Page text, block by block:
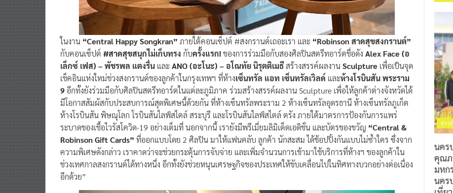
ในงาน “Central Happy Songkran” ภายใต้คอนเซ็ปต์ #สงกรานต์เถอะเรา และ “Robinson สาดสุขสงกรานต์”
กับคอนเซ็ปต์ #สาดสุขสนุกไม่เก็บทรง กับครั้งแรก!ของการร่วมมือกับสองศิลปินสตรีทอาร์ตชื่อดัง Alex Face (อ
เล็กซ์ เฟส) – พัชรพล แตงรื่น และANO (อะโนะ) – อโณทัย นิรุตติเมธีสร้างสรรค์ผลงานSculpture เพื่อเป็นจุด
เช็คอินแห่งใหม่ช่วงสงกรานต์ของลูกค้าในกรุงเทพฯ ที่ห้างเซ็นทรัล แอท เซ็นทรัลเวิลด์ และห้างโรบินสัน พระราม
9 อีกทั้งยังร่วมมือกับศิลปินสตรีทอาร์ตในแต่ละภูมิภาค ร่วมสร้างสรรค์ผลงาน Sculpture เพื่อให้ลูกค้าต่างจังหวัดได้
มีโอกาสสัมผัสกับประสบการณ์สุดพิเศษนี้ด้วยกัน ที่ห้างเซ็นทรัลพระราม 2 ห้างเซ็นทรัลอุดรธานี ห้างเซ็นทรัลภูเก็ต
ห้างโรบินสัน พิษณุโลก โรบินสันไลฟ์สไตล์ สระบุรี และโรบินสันไลฟ์สไตล์ ตรัง ภายใต้มาตรการป้องกันการแพร่
ระบาดของเชื้อไวรัสโควิด-19 อย่างเต็มที่ นอกจากนี้ เรายังมีพรีเมี่ยมลิมิเต็ดเอดิชั่น และบัตรของขวัญ “Central &
Robinson Gift Cards” ที่ออกแบบโดย 2 ศิลปิน มาให้แฟนคลับ ลูกค้า นักสะสม ได้ช้อปปิ้งกันแบบไม่ซ้ำใคร ซึ่งจาก
ความพิเศษดังกล่าว เราคาดว่าจะช่วยกระตุ้นการจับจ่าย และเพิ่มจำนวนการเข้ามาใช้บริการที่ห้างฯ ของลูกค้าใน
ช่วงเทศกาลสงกรานต์ได้ทางหนึ่ง อีกทั้งยังช่วยหนุนเศรษฐกิจของประเทศให้ขับเคลื่อนไปในทิศทางบวกอย่างต่อเนื่อง
อีกด้วย”
ข่าว
นคร
คุณภ
มหก
นคร